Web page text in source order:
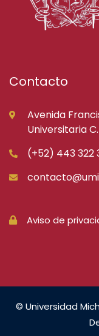
Contacto
Avenida
Universitaria
(+52) 443 322
Aviso de
© Universidad